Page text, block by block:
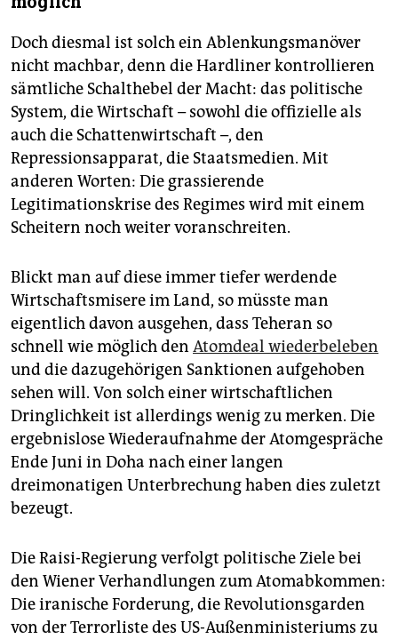
Doch diesmal ist solch ein Ablenkungsmanöver
nicht machbar, denn die Hardliner kontrollieren
sämtliche Schalthebel der Macht: das politische
System, die Wirtschaft – sowohl die offizielle als
auch die Schattenwirtschaft –, den
Repressionsapparat, die Staatsmedien. Mit
anderen Worten: Die grassierende
Legitimationskrise des Regimes wird mit einem
Scheitern noch weiter voranschreiten.
Blickt man auf diese immer tiefer werdende
Wirtschaftsmisere im Land, so müsste man
eigentlich davon ausgehen, dass Teheran so
schnell wie möglich den Atomdeal wiederbeleben
und die dazugehörigen Sanktionen aufgehoben
sehen will. Von solch einer wirtschaftlichen
Dringlichkeit ist allerdings wenig zu merken. Die
ergebnislose Wiederaufnahme der Atomgespräche
Ende Juni in Doha nach einer langen
dreimonatigen Unterbrechung haben dies zuletzt
bezeugt.
Die Raisi-Regierung verfolgt politische Ziele bei
den Wiener Verhandlungen zum Atomabkommen:
Die iranische Forderung, die Revolutionsgarden
von der Terrorliste des US-Außenministeriums zu